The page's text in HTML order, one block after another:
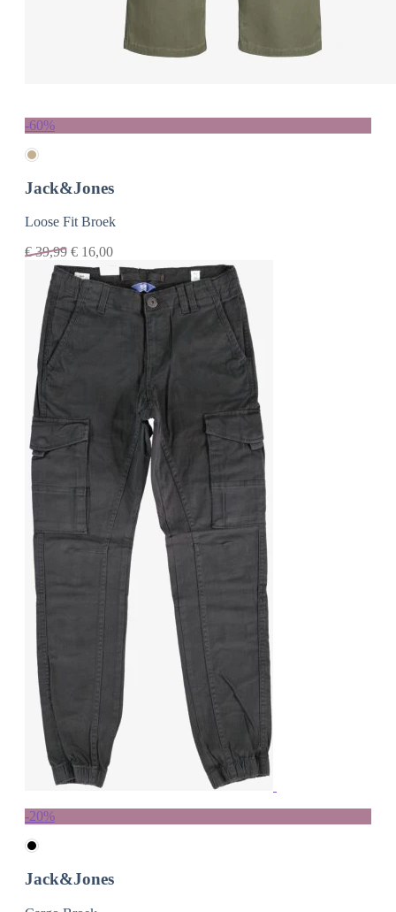
-60%
Jack&Jones
Loose Fit Broek
€39,99 € 16,00
-20%
Jack&Jones